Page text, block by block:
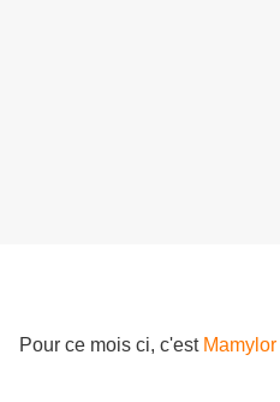
Pour ce mois ci, c'est Mamylor